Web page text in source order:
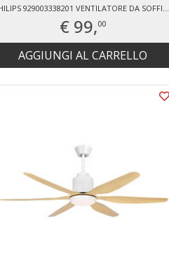
PHILIPS 929003338201 VENTILATORE DA SOFFITTO
€ 99,00
AGGIUNGI AL CARRELLO